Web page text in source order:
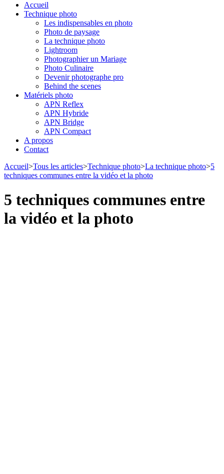
Accueil
Technique photo
Les indispensables en photo
Photo de paysage
La technique photo
Lightroom
Photographier un Mariage
Photo Culinaire
Devenir photographe pro
Behind the scenes
Matériels photo
APN Reflex
APN Hybride
APN Bridge
APN Compact
A propos
Contact
Accueil>Tous les articles>Technique photo>La technique photo>5
techniques communes entre la vidéo et la photo
5 techniques communes entre
la vidéo et la photo